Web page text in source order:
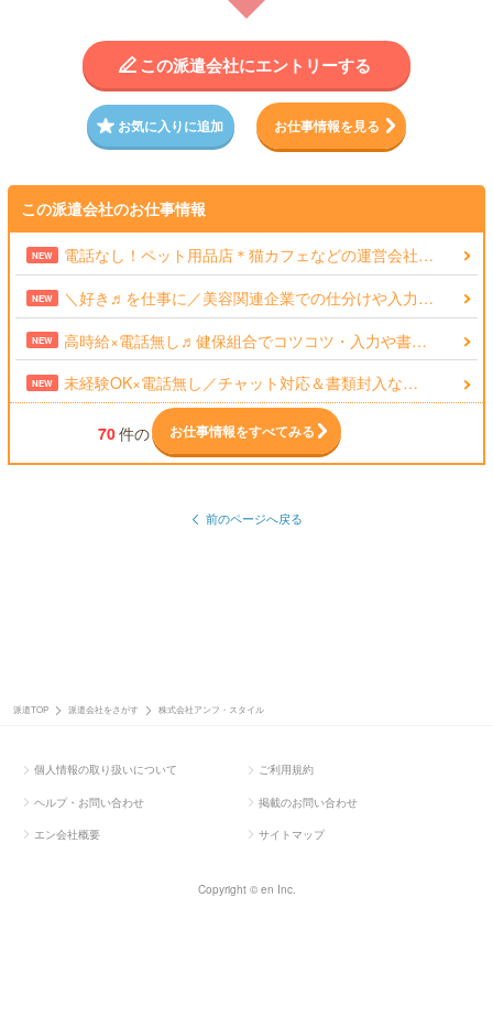
この派遣会社にエントリーする
お気に入りに追加 お仕事情報を見る
この派遣会社のお仕事情報
NEW 電話なし！ペット用品店＊猫カフェなどの運営会社…
NEW ＼好き♬を仕事に／美容関連企業での仕分けや入力…
NEW 高時給×電話無し♬健保組合でコツコツ・入力や書…
NEW 未経験OK×電話無し／チャット対応＆書類封入な…
70件の お仕事情報をすべてみる
前のページへ戻る
派遣TOP 派遣会社をさがす 株式会社アンフ・スタイル
個人情報の取り扱いについて ご利用規約
ヘルプ・お問い合わせ 掲載のお問い合わせ
エン会社概要 サイトマップ
Copyright © en Inc.